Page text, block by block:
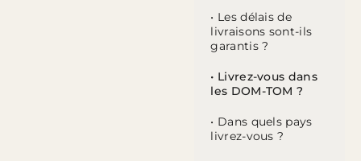
• Les délais de
livraisons sont-ils
garantis ?
• Livrez-vous dans
les DOM-TOM ?
• Dans quels pays
livrez-vous ?